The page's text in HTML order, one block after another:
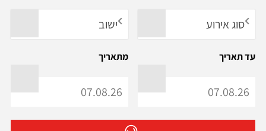
ישוב סוג אירוע
מתאריך עד תאריך